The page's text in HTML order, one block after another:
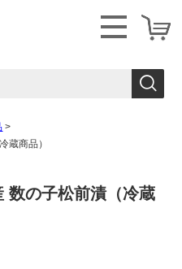
蔵商品）
数の子松前漬（冷蔵